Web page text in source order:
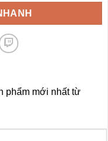
phẩm mới nhất từ